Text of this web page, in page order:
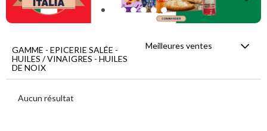
Déstockage
Menu
principal
salée
GAMME - EPICERIE SALÉE -
HUILES / VINAIGRES - HUILES
DE NOIX
Meilleures ventes
Aucun résultat